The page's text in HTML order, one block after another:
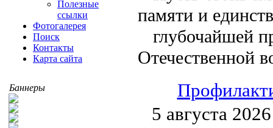
Полезные
ссылки
Фотогалерея
Поиск
Контакты
Карта сайта
Баннеры
памяти и
глубочайшей
Отечественной
5 августа